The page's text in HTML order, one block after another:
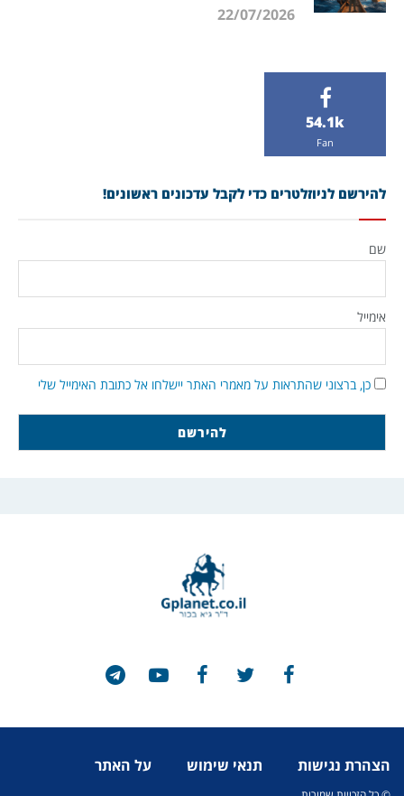
54.1k
Fan
להירשם לניוזלטרים כדי לקבל עדכונים ראשונים!
שם
אימייל
כן, ברצוני שהתראות על מאמרי האתר יישלחו אל כתובת האימייל שלי
הצהרת נגישות תנאי שימוש על האתר